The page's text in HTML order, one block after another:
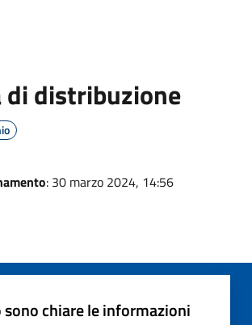
di distribuzione
: 30 marzo 2024, 14:56
sono chiare le informazioni